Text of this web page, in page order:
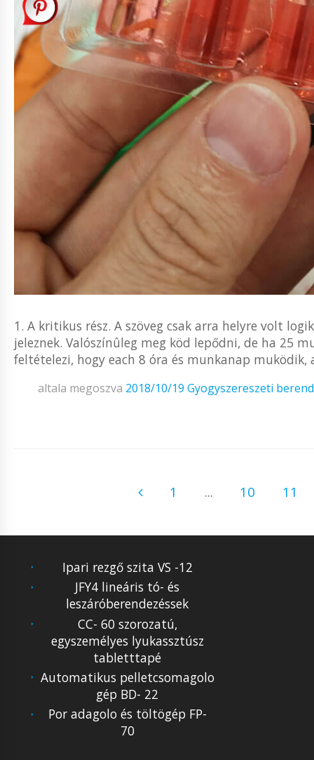
1. A kritikus rész. A szöveg csak arra helyre volt
jeleznek. Valószínûleg meg köd lepődni, de ha 25
feltételezi, hogy each 8 óra és munkanap muködik,
altala megoszva 2018/10/19 Gyogyszereszeti
1 ... 10 11
Ipari rezgő szita VS -12
JFY4 lineáris tó- és
leszáróberendezéssek
CC- 60 szorozatú,
egyszemélyes lyukassztúsz
tabletttapé
Automatikus pelletcsomagolo
gép BD- 22
Por adagolo és töltögép FP-
70